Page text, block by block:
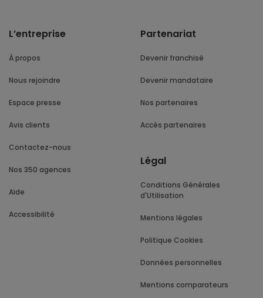
L’entreprise
À propos
Nous rejoindre
Espace presse
Avis clients
Contactez-nous
Nos 350 agences
Aide
Accessibilité
Partenariat
Devenir franchisé
Devenir mandataire
Nos partenaires
Accès partenaires
Légal
Conditions Générales
d'Utilisation
Mentions légales
Politique Cookies
Données personnelles
Mentions comparateurs